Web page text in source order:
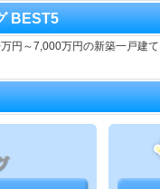
BEST5
円～7,000万円の新築一戸建